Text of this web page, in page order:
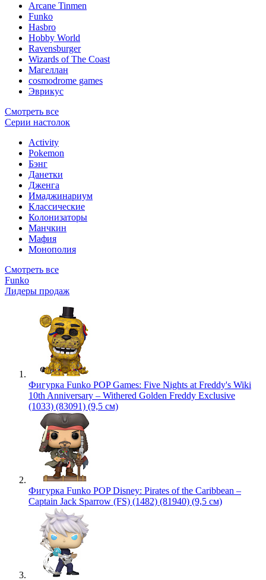
Arcane Tinmen
Funko
Hasbro
Hobby World
Ravensburger
Wizards of The Coast
Магеллан
сosmodrome games
Эврикус
Смотреть все
Серии настолок
Activity
Pokemon
Бэнг
Данетки
Дженга
Имаджинариум
Классические
Колонизаторы
Манчкин
Мафия
Монополия
Смотреть все
Funko
Лидеры продаж
Фигурка Funko POP Games: Five Nights at Freddy's Wiki
10th Anniversary – Withered Golden Freddy Exclusive
(1033) (83091) (9,5 см)
Фигурка Funko POP Disney: Pirates of the Caribbean –
Captain Jack Sparrow (FS) (1482) (81940) (9,5 см)